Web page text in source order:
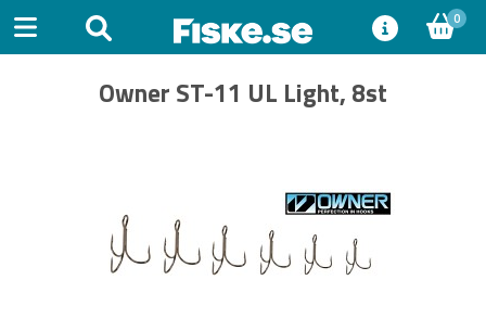
0
Owner ST-11 UL Light, 8st
Previous